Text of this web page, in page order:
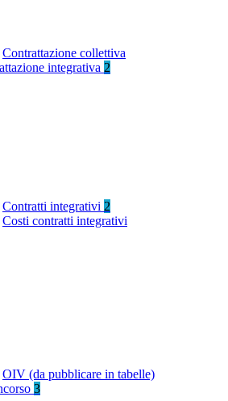
Contrattazione collettiva
integrativa 2
Contratti integrativi 2
Costi contratti integrativi
OIV (da pubblicare in tabelle)
3